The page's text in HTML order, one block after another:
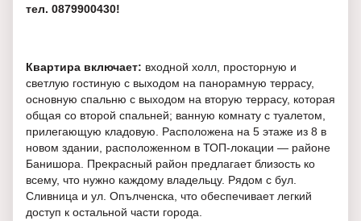
тел. 0879900430!
Квартира включает: входной холл, просторную и
светлую гостиную с выходом на панорамную террасу,
основную спальню с выходом на вторую террасу, которая
общая со второй спальней; ванную комнату с туалетом,
прилегающую кладовую. Расположена на 5 этаже из 8 в
новом здании, расположенном в ТОП-локации — районе
Банишора. Прекрасный район предлагает близость ко
всему, что нужно каждому владельцу. Рядом с бул.
Сливница и ул. Опълченска, что обеспечивает легкий
доступ к остальной части города.